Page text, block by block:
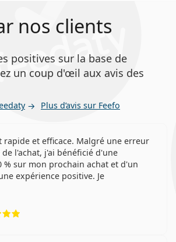
nos clients
positives sur la base de
un coup d'œil aux avis des
Plus d’avis sur Feefo
rapide et efficace. Malgré une erreur
l'achat, j'ai bénéficié d'une
% sur mon prochain achat et d'un
expérience positive. Je